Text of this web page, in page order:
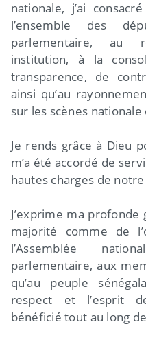
nationale, j’ai
l’ensemble des
parlementaire, au
institution, à la
transparence, de
ainsi qu’au
sur les scènes
Je rends grâce à Dieu
m’a été accordé de
hautes charges de
J’exprime ma
majorité comme de
l’Assemblée
parlementaire, aux
qu’au peuple
respect et l’esprit
bénéficié tout au long